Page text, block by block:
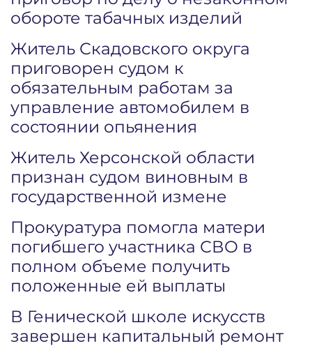
обороте табачных изделий
Житель Скадовского округа
приговорен судом к
обязательным работам за
управление автомобилем в
состоянии опьянения
Житель Херсонской области
признан судом виновным в
государственной измене
Прокуратура помогла матери
погибшего участника СВО в
полном объеме получить
положенные ей выплаты
В Генической школе искусств
завершен капитальный ремонт